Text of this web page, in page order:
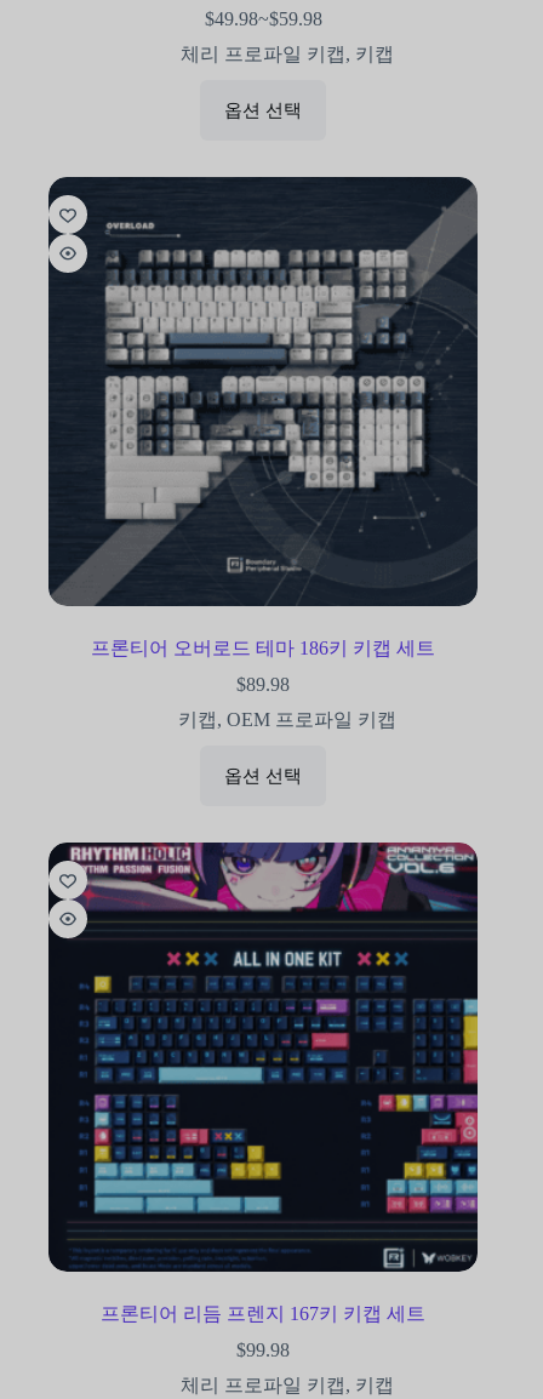
$49.98~$59.98
체리 프로파일 키캡, 키캡
옵션 선택
프론티어 오버로드 테마 186키 키캡 세트
$89.98
키캡,OEM 프로파일 키캡
옵션 선택
프론티어 리듬 프렌지 167키 키캡 세트
$99.98
체리 프로파일 키캡, 키캡